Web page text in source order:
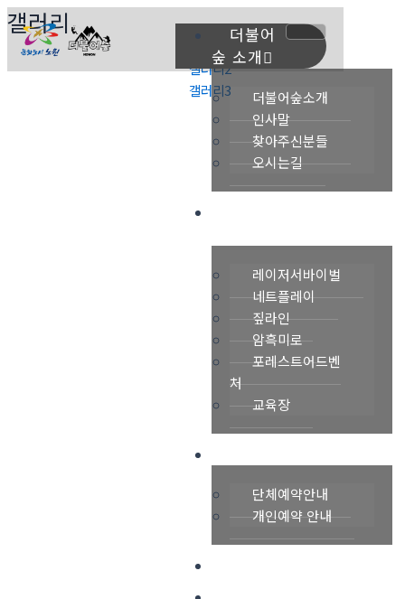
콘
텐
로
더불어
숲 소개
더불어숲소개
인사말
찾아주신분들
오시는길
레이저서바이벌
네트플레이
짚라인
암흑미로
포레스트어드벤
처
교육장
단체예약안내
개인예약 안내
갤러리
갤러리1
갤러리2
갤러리3